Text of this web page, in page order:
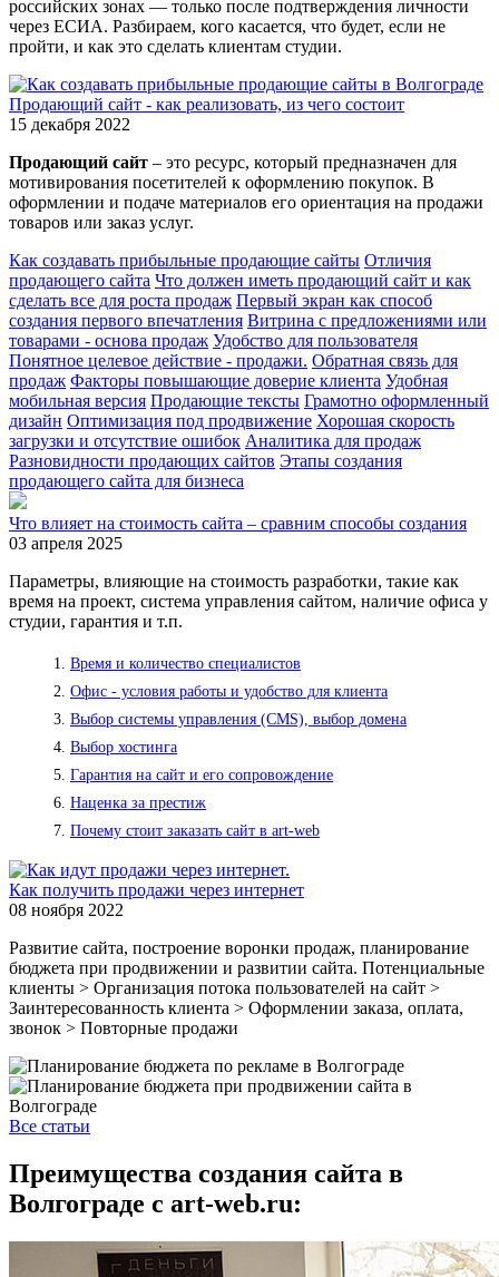
российских зонах — только после подтверждения личности
через ЕСИА. Разбираем, кого касается, что будет, если не
пройти, и как это сделать клиентам студии.
Продающий сайт - как реализовать, из чего состоит
15 декабря 2022
Продающий сайт – это ресурс, который предназначен для
мотивирования посетителей к оформлению покупок. В
оформлении и подаче материалов его ориентация на продажи
товаров или заказ услуг.
Как создавать прибыльные продающие сайты Отличия
продающего сайта Что должен иметь продающий сайт и как
сделать все для роста продаж Первый экран как способ
создания первого впечатления Витрина с предложениями или
товарами - основа продаж Удобство для пользователя
Понятное целевое действие - продажи. Обратная связь для
продаж Факторы повышающие доверие клиента Удобная
мобильная версия Продающие тексты Грамотно оформленный
дизайн Оптимизация под продвижение Хорошая скорость
загрузки и отсутствие ошибок Аналитика для продаж
Разновидности продающих сайтов Этапы создания
продающего сайта для бизнеса
Что влияет на стоимость сайта – сравним способы создания
03 апреля 2025
Параметры, влияющие на стоимость разработки, такие как
время на проект, система управления сайтом, наличие офиса у
студии, гарантия и т.п.
Время и количество специалистов
Офис - условия работы и удобство для клиента
Выбор системы управления (CMS), выбор домена
Выбор хостинга
Гарантия на сайт и его сопровождение
Наценка за престиж
Почему стоит заказать сайт в art-web
Как получить продажи через интернет
08 ноября 2022
Развитие сайта, построение воронки продаж, планирование
бюджета при продвижении и развитии сайта. Потенциальные
клиенты > Организация потока пользователей на сайт >
Заинтересованность клиента > Оформлении заказа, оплата,
звонок > Повторные продажи
Все статьи
Преимущества создания сайта в
Волгограде с art-web.ru: